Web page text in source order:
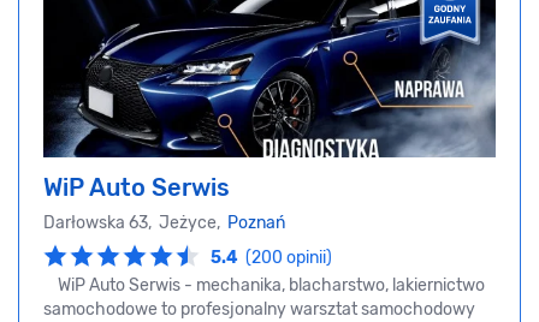
WiP Auto Serwis
Darłowska 63, Jeżyce, Poznań
5.4 (200 opinii)
WiP Auto Serwis - mechanika, blacharstwo, lakiernictwo
samochodowe to profesjonalny warsztat samochodowy